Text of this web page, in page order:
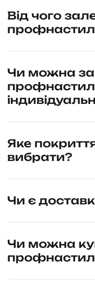
Від чого
Чи можна
профнастил
Яке
вибрати?
Чи є
Чи можна